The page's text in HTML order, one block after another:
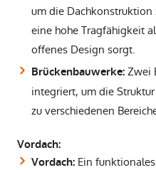
um die
eine hohe Tragfähigkeit
offenes Design sorgt.
Brückenbauwerke: Zwei
integriert, um die
zu verschiedenen
Vordach:
Vordach: Ein